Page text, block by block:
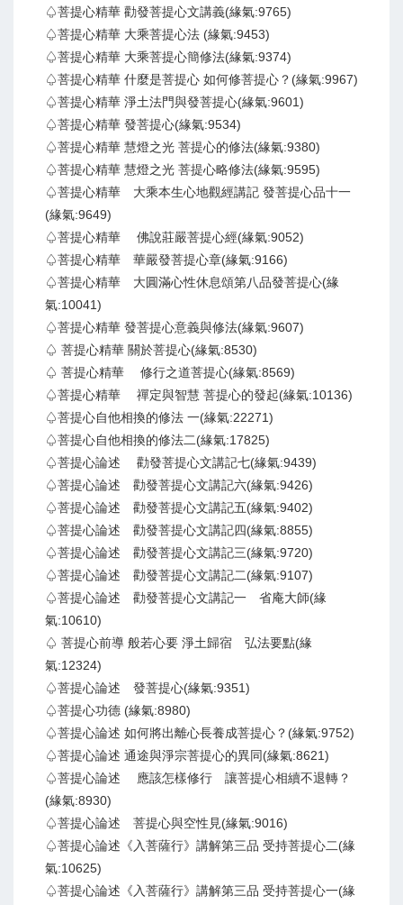
♤菩提心精華 勸發菩提心文講義(緣氣:9765)
♤菩提心精華 大乘菩提心法 (緣氣:9453)
♤菩提心精華 大乘菩提心簡修法(緣氣:9374)
♤菩提心精華 什麼是菩提心 如何修菩提心？(緣氣:9967)
♤菩提心精華 淨土法門與發菩提心(緣氣:9601)
♤菩提心精華 發菩提心(緣氣:9534)
♤菩提心精華 慧燈之光 菩提心的修法(緣氣:9380)
♤菩提心精華 慧燈之光 菩提心略修法(緣氣:9595)
♤菩提心精華 大乘本生心地觀經講記 發菩提心品十一
(緣氣:9649)
♤菩提心精華 佛說莊嚴菩提心經(緣氣:9052)
♤菩提心精華 華嚴發菩提心章(緣氣:9166)
♤菩提心精華 大圓滿心性休息頌第八品發菩提心(緣
氣:10041)
♤菩提心精華 發菩提心意義與修法(緣氣:9607)
♤ 菩提心精華 關於菩提心(緣氣:8530)
♤ 菩提心精華 修行之道菩提心(緣氣:8569)
♤菩提心精華 禪定與智慧 菩提心的發起(緣氣:10136)
♤菩提心自他相換的修法 一(緣氣:22271)
♤菩提心自他相換的修法二(緣氣:17825)
♤菩提心論述 勸發菩提心文講記七(緣氣:9439)
♤菩提心論述 勸發菩提心文講記六(緣氣:9426)
♤菩提心論述 勸發菩提心文講記五(緣氣:9402)
♤菩提心論述 勸發菩提心文講記四(緣氣:8855)
♤菩提心論述 勸發菩提心文講記三(緣氣:9720)
♤菩提心論述 勸發菩提心文講記二(緣氣:9107)
♤菩提心論述 勸發菩提心文講記一 省庵大師(緣
氣:10610)
♤ 菩提心前導 般若心要 淨土歸宿 弘法要點(緣
氣:12324)
♤菩提心論述 發菩提心(緣氣:9351)
♤菩提心功德 (緣氣:8980)
♤菩提心論述 如何將出離心長養成菩提心？(緣氣:9752)
♤菩提心論述 通途與淨宗菩提心的異同(緣氣:8621)
♤菩提心論述 應該怎樣修行 讓菩提心相續不退轉？
(緣氣:8930)
♤菩提心論述 菩提心與空性見(緣氣:9016)
♤菩提心論述《入菩薩行》講解第三品 受持菩提心二(緣
氣:10625)
♤菩提心論述《入菩薩行》講解第三品 受持菩提心一(緣